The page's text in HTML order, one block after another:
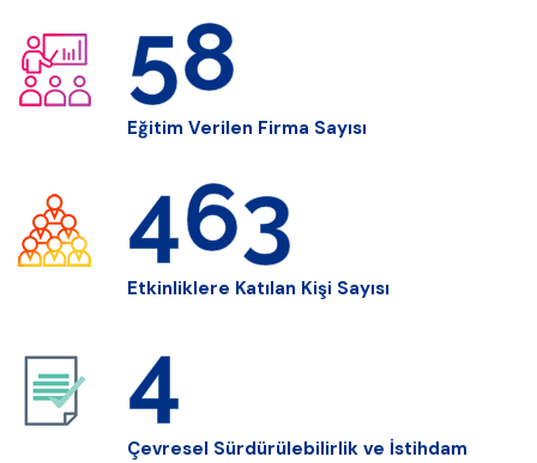
80
Eğitim Verilen Firma Sayısı
633
Etkinliklere Katılan Kişi Sayısı
5
Çevresel Sürdürülebilirlik ve İstihdam